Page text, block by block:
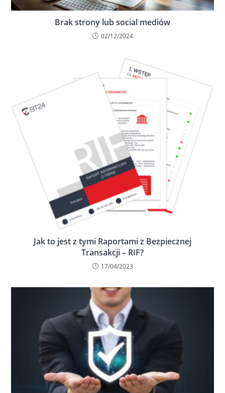
Brak strony lub social mediów
02/12/2024
Jak to jest z tymi Raportami z Bezpiecznej
Transakcji – RIF?
17/04/2023